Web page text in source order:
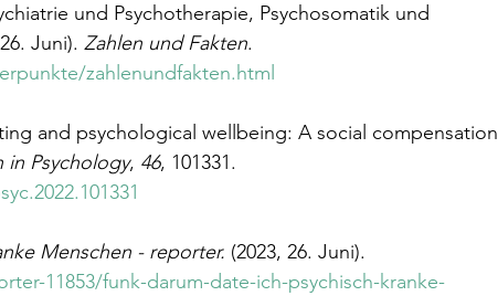
und Psychotherapie, Psychosomatik und
Juni). Zahlen und Fakten.
zahlenundfakten.html
and psychological wellbeing: A social compensation
Psychology, 46, 101331.
Menschen - reporter. (2023, 26. Juni).
11853/funk-darum-date-ich-psychisch-kranke-